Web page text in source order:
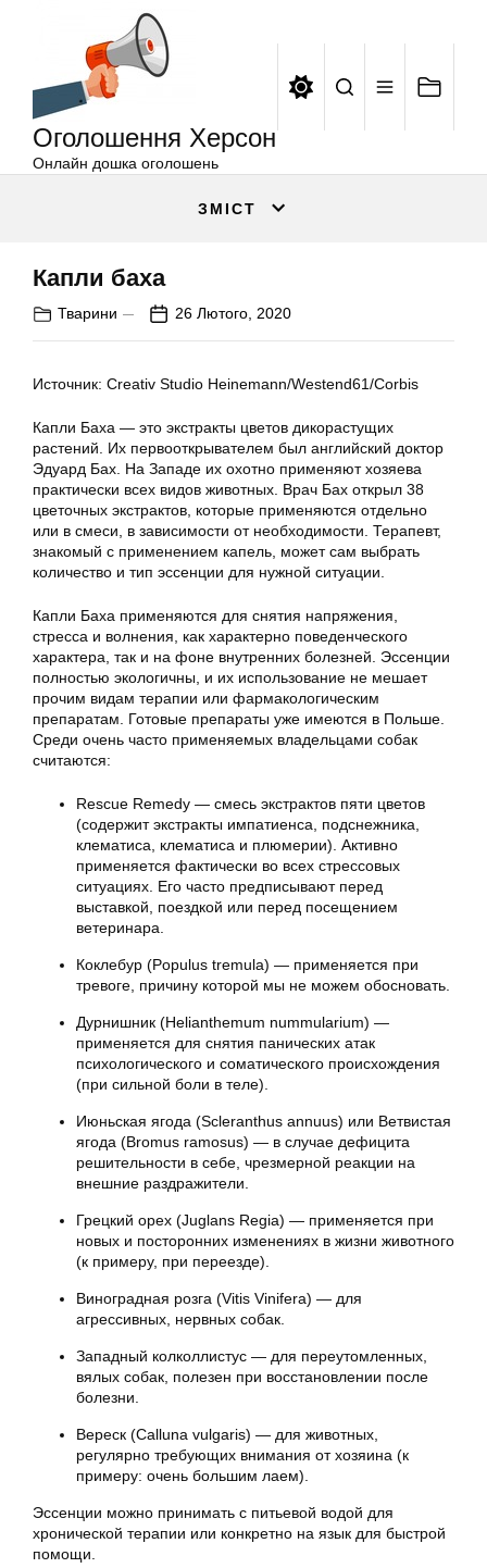
Оголошення Херсон
Онлайн дошка оголошень
ЗМІСТ
Капли баха
Тварини 26 Лютого, 2020
Источник: Creativ Studio Heinemann/Westend61/Corbis
Капли Баха — это экстракты цветов дикорастущих
растений. Их первооткрывателем был английский доктор
Эдуард Бах. На Западе их охотно применяют хозяева
практически всех видов животных. Врач Бах открыл 38
цветочных экстрактов, которые применяются отдельно
или в смеси, в зависимости от необходимости. Терапевт,
знакомый с применением капель, может сам выбрать
количество и тип эссенции для нужной ситуации.
Капли Баха применяются для снятия напряжения,
стресса и волнения, как характерно поведенческого
характера, так и на фоне внутренних болезней. Эссенции
полностью экологичны, и их использование не мешает
прочим видам терапии или фармакологическим
препаратам. Готовые препараты уже имеются в Польше.
Среди очень часто применяемых владельцами собак
считаются:
Rescue Remedy — смесь экстрактов пяти цветов
(содержит экстракты импатиенса, подснежника,
клематиса, клематиса и плюмерии). Активно
применяется фактически во всех стрессовых
ситуациях. Его часто предписывают перед
выставкой, поездкой или перед посещением
ветеринара.
Коклебур (Populus tremula) — применяется при
тревоге, причину которой мы не можем обосновать.
Дурнишник (Helianthemum nummularium) —
применяется для снятия панических атак
психологического и соматического происхождения
(при сильной боли в теле).
Июньская ягода (Scleranthus annuus) или Ветвистая
ягода (Bromus ramosus) — в случае дефицита
решительности в себе, чрезмерной реакции на
внешние раздражители.
Грецкий орех (Juglans Regia) — применяется при
новых и посторонних изменениях в жизни животного
(к примеру, при переезде).
Виноградная розга (Vitis Vinifera) — для
агрессивных, нервных собак.
Западный колколлистус — для переутомленных,
вялых собак, полезен при восстановлении после
болезни.
Вереск (Calluna vulgaris) — для животных,
регулярно требующих внимания от хозяина (к
примеру: очень большим лаем).
Эссенции можно принимать с питьевой водой для
хронической терапии или конкретно на язык для быстрой
помощи.